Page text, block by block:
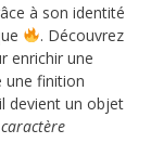
à son identité
. Découvrez
enrichir une
une finition
devient un objet
caractère